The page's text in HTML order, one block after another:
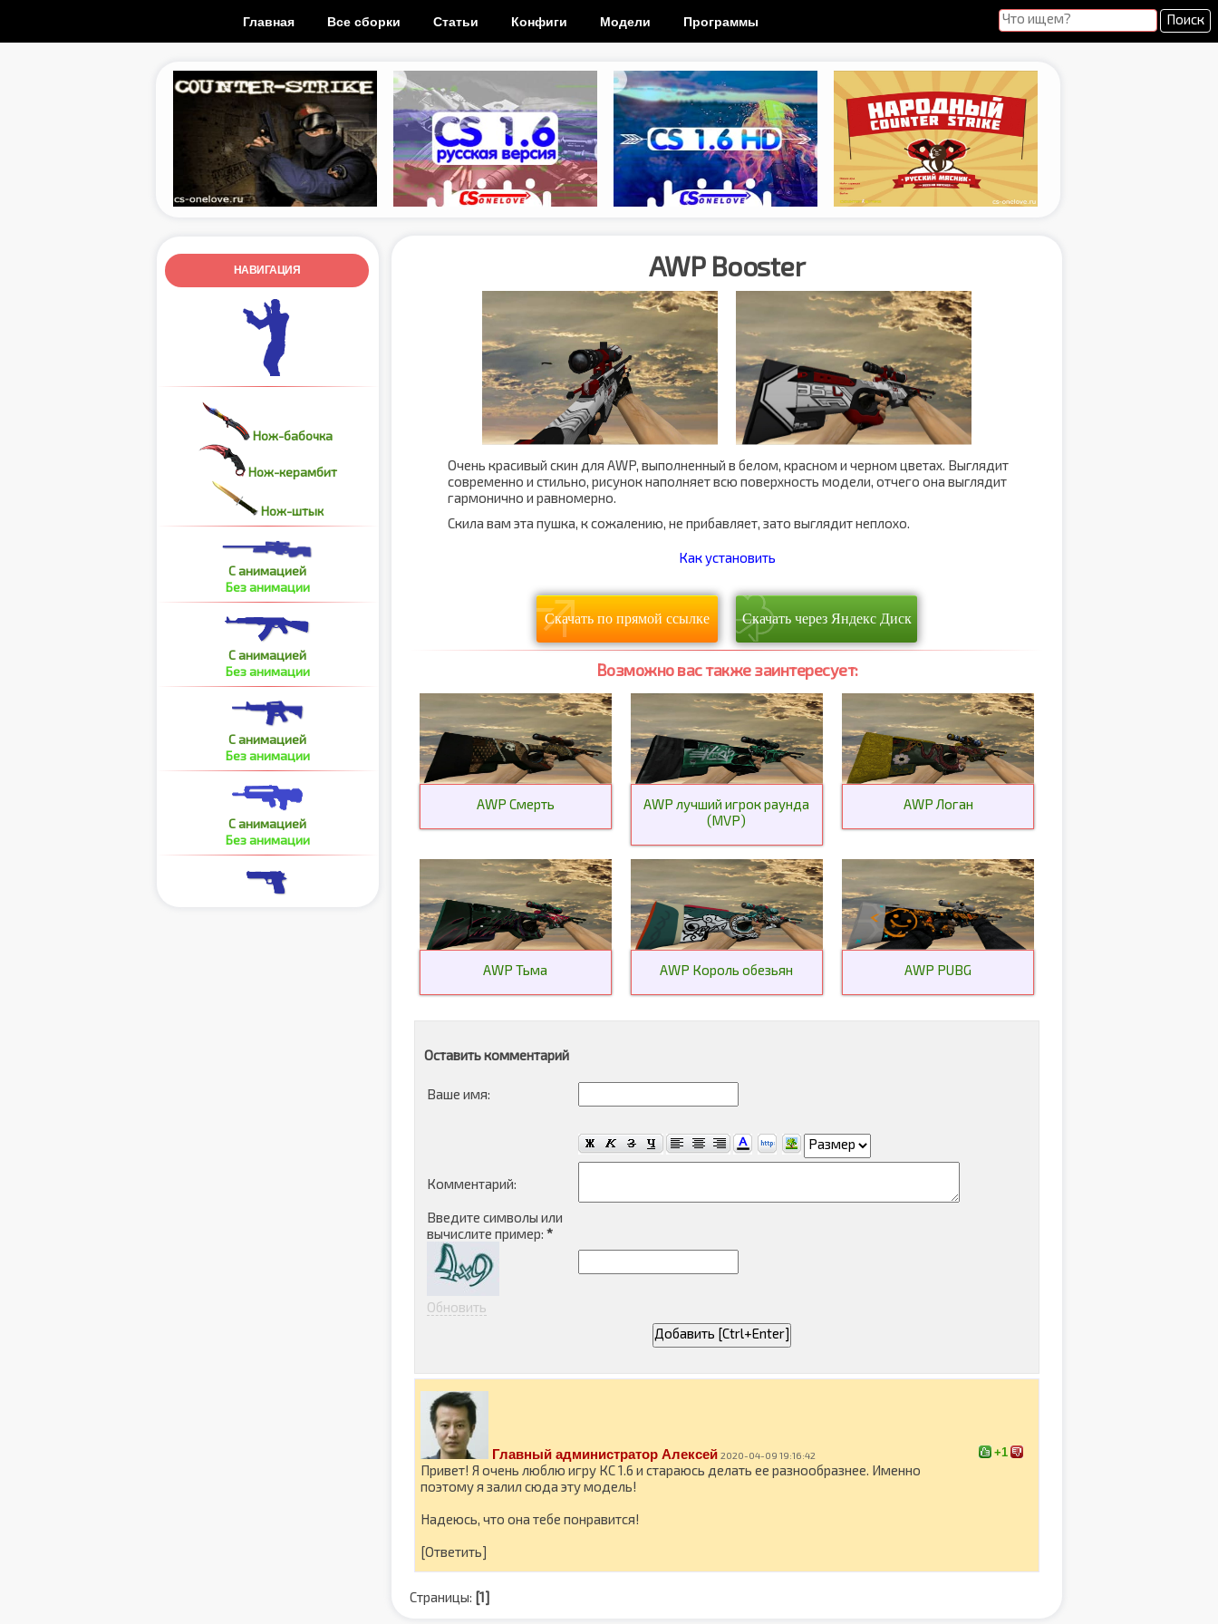
Главная Все сборки Статьи Конфиги Модели Программы Поиск
AWP Booster
Очень красивый скин для AWP, выполненный в белом, красном и черном цветах. Выглядит
современно и стильно, рисунок наполняет всю поверхность модели, отчего она выглядит
гармонично и равномерно.
Скила вам эта пушка, к сожалению, не прибавляет, зато выглядит неплохо.
Как установить
Скачать по прямой ссылке Скачать через Яндекс Диск
Возможно вас также заинтересует:
AWP Смерть
AWP лучший игрок раунда
(MVP)
AWP Логан
AWP Тьма AWP Король обезьян AWP PUBG
Оставить комментарий
Ваше имя:
Комментарий:
Введите символы или
вычислите пример: *
Обновить
Главный администратор Алексей 2020-04-09 19:16:42
Привет! Я очень люблю игру КС 1.6 и стараюсь делать ее разнообразнее. Именно
поэтому я залил сюда эту модель!
Надеюсь, что она тебе понравится!
[Ответить]
+1
Страницы: [1]
НАВИГАЦИЯ
Нож-бабочка
Нож-керамбит
Нож-штык
С анимацией
Без анимации
С анимацией
Без анимации
С анимацией
Без анимации
С анимацией
Без анимации